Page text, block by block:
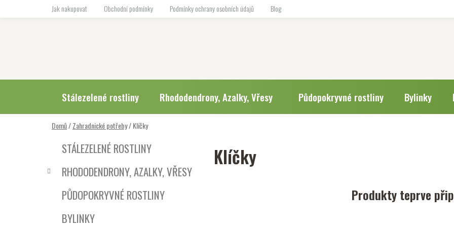
Jak nakupovat Obchodní podmínky Podmínky ochrany osobních údajů Blog
Stálezelené rostliny Rhododendrony, Azalky, Vřesy Půdopokryvné rostliny Bylinky
Domů/Zahradnické potřeby/Klíčky
Přeskočit
kategorie
e
STÁLEZELENÉ ROSTLINY
RHODODENDRONY, AZALKY, VŘESY
PŮDOPOKRYVNÉ ROSTLINY
BYLINKY
Klíčky
Produkty teprve